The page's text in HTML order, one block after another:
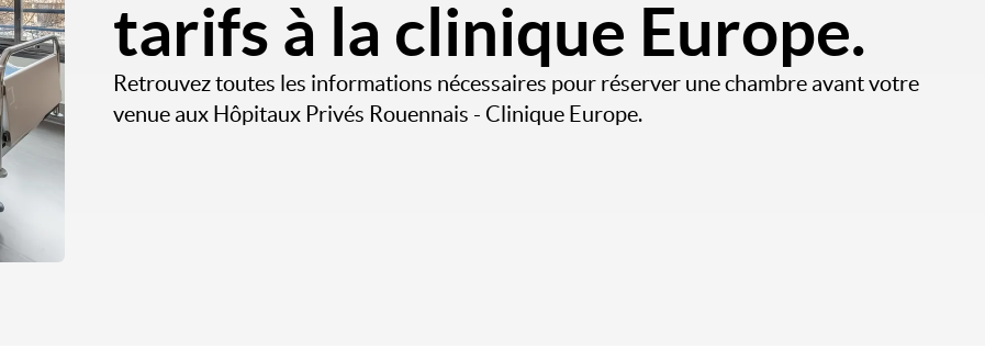
tarifs à la clinique Europe.
Retrouvez toutes les informations nécessaires pour réserver une chambre avant votre
venue aux Hôpitaux Privés Rouennais - Clinique Europe.